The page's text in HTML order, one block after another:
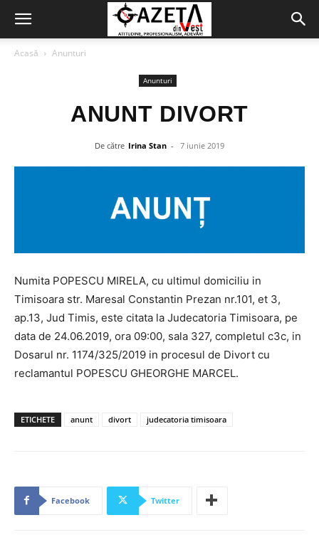
Acasă Anunturi
Anunturi
ANUNT DIVORT
De către Irina Stan - 7 iunie 2019
Numita POPESCU MIRELA, cu ultimul domiciliu in
Timisoara str. Maresal Constantin Prezan nr.101, et 3,
ap.13, Jud Timis, este citata la Judecatoria Timisoara, pe
data de 24.06.2019, ora 09:00, sala 327, completul c3c, in
Dosarul nr. 1174/325/2019 in procesul de Divort cu
reclamantul POPESCU GHEORGHE MARCEL.
ETICHETE anunt divort judecatoria timisoara
Facebook Twitter